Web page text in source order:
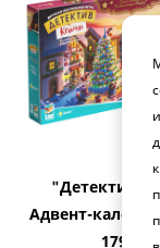
"Детектив
Адвент-
17912